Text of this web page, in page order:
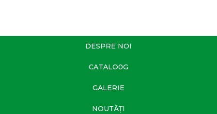
DESPRE NOI
CATALO0G
GALERIE
NOUTĂŢI